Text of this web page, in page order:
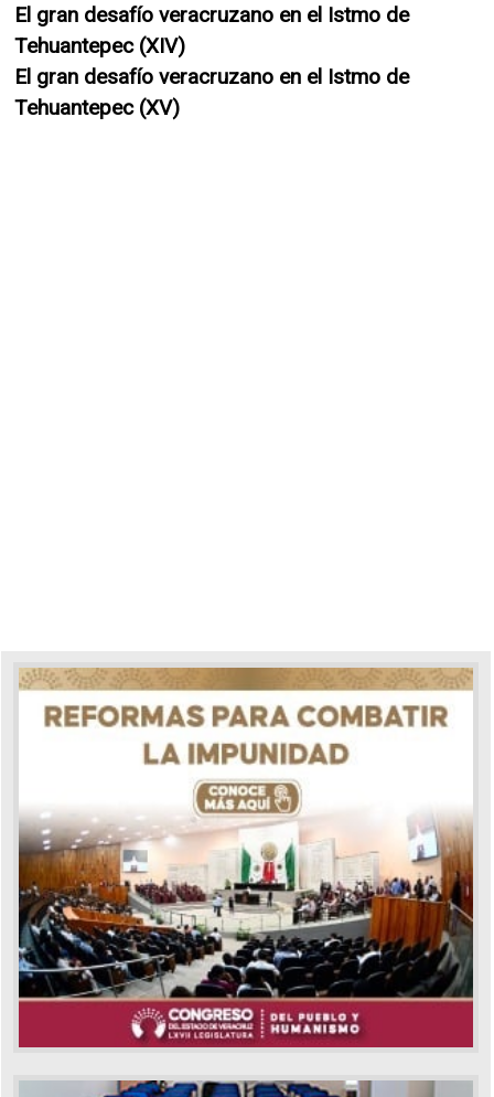
El gran desafío veracruzano en el Istmo de
Tehuantepec (XIV)
El gran desafío veracruzano en el Istmo de
Tehuantepec (XV)